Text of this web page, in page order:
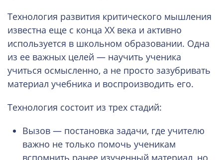
Технология развития критического мышления
известна еще с конца ХХ века и активно
используется в школьном образовании. Одна
из ее важных целей — научить ученика
учиться осмысленно, а не просто зазубривать
материал учебника и воспроизводить его.
Технология состоит из трех стадий:
Вызов — постановка задачи, где учителю
важно не только помочь ученикам
вспомнить ранее изученный материал, но